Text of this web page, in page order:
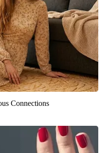
Connections